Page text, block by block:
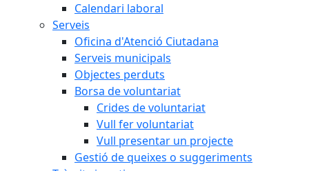
Calendari laboral
Serveis
Oficina d'Atenció Ciutadana
Serveis municipals
Objectes perduts
Borsa de voluntariat
Crides de voluntariat
Vull fer voluntariat
Vull presentar un projecte
Gestió de queixes o suggeriments